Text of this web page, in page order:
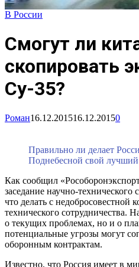
В России
Смогут ли
скопировать
Су-35?
Роман16.12.201516.12.20150
Правильно ли делает
Поднебесной свой лучший
Как сообщил
заседание научно-
что делать с недобросовестной
технического сотрудничества.
о текущих проблемах, но и о
потенциальные угрозы могут
оборонным контрактам.
Известно, что Россия имеет в